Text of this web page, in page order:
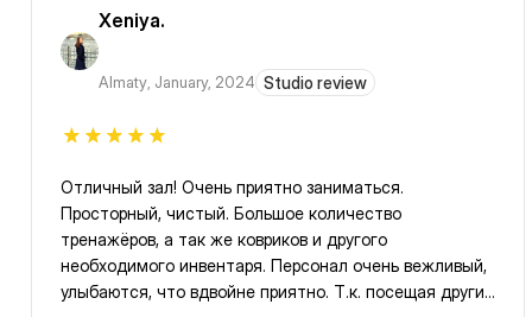
Xeniya.
Almaty, January, 2024 Studio review
Отличный зал! Очень приятно заниматься.
Просторный, чистый. Большое количество
тренажёров, а так же ковриков и другого
необходимого инвентаря. Персонал очень вежливый,
улыбаются, что вдвойне приятно. Т.к. посещая другие